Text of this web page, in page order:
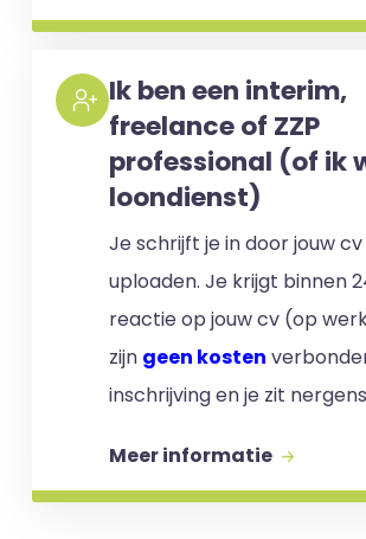
Ik ben een interim,
freelance of ZZP
professional (of ik
loondienst)
Je schrijft je in door jouw
uploaden. Je krijgt binnen
reactie op jouw cv (op
zijn geen kosten
inschrijving en je zit
Meer informatie